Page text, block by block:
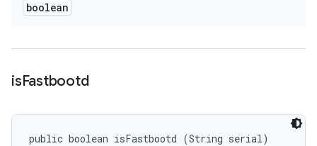
boolean
isFastbootd
public boolean isFastbootd (String serial)